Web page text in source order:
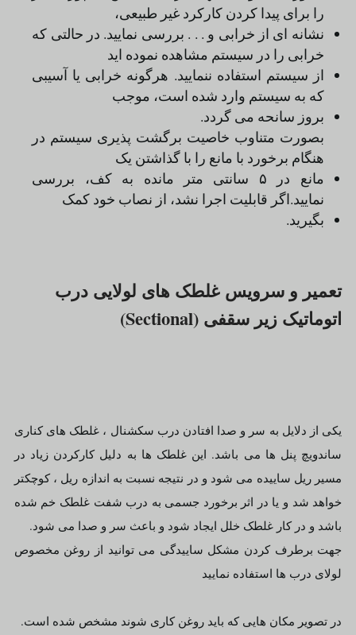
را براى پیدا کردن کارکرد غیر طبیعى،
نشانه اى از خرابى و . . . بررسى نمایید. در حالتى که
خرابى را در سیستم مشاهده نموده اید
از سیستم استفاده ننمایید. هرگونه خرابى یا آسیبى
که به سیستم وارد شده است، موجب
بروز سانحه مى گردد.
بصورت متناوب خاصیت برگشت پذیرى سیستم در
هنگام برخورد با مانع را با گذاشتن یک
مانع در ۵ سانتى متر مانده به کف، بررسى
نمایید.اگر قابلیت اجرا نشد، از نصاب خود کمک
بگیرید.
تعمیر و سرویس غلطک های لولایی درب
اتوماتیک زیر سقفی (Sectional)
یکی از دلایل به سر و صدا افتادن درب سکشنال ، غلطک های کناری
ساندویچ پنل ها می باشد. این غلطک ها به دلیل کارکردن زیاد در
مسیر ریل ساییده می شود و در نتیجه نسبت به اندازه ریل ، کوچکتر
خواهد شد و یا در اثر برخورد جسمی به درب شفت غلطک خم شده
باشد و در کار غلطک خلل ایجاد شود و باعث سر و صدا می شود.
جهت برطرف کردن مشکل ساییدگی می توانید از روغن مخصوص
لولای درب ها استفاده نمایید
در تصویر مکان هایی که باید روغن کاری شوند مشخص شده است.